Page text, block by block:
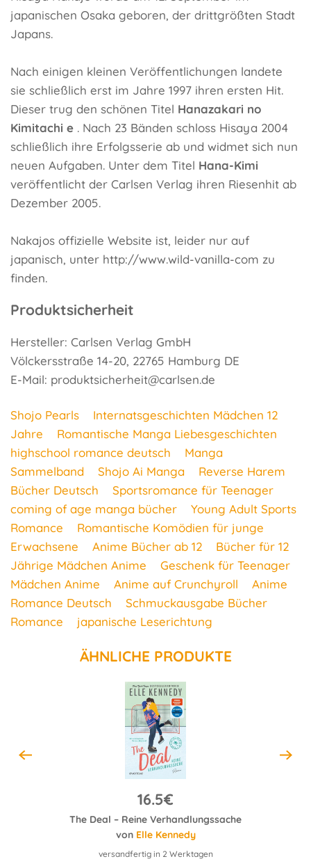
japanischen Osaka geboren, der drittgrößten Stadt
Japans.
Nach einigen kleinen Veröffentlichungen landete
sie schließlich erst im Jahre 1997 ihren ersten Hit.
Dieser trug den schönen Titel Hanazakari no
Kimitachi e . Nach 23 Bänden schloss Hisaya 2004
schließlich ihre Erfolgsserie ab und widmet sich nun
neuen Aufgaben. Unter dem Titel Hana-Kimi
veröffentlicht der Carlsen Verlag ihren Riesenhit ab
Dezember 2005.
Nakajos offizielle Website ist, leider nur auf
japanisch, unter http://www.wild-vanilla-com zu
finden.
Produktsicherheit
Hersteller: Carlsen Verlag GmbH
Völckersstraße 14-20, 22765 Hamburg DE
E-Mail: produktsicherheit@carlsen.de
Shojo Pearls
Internatsgeschichten Mädchen 12
Jahre
Romantische Manga Liebesgeschichten
highschool romance deutsch
Manga
Sammelband
Shojo Ai Manga
Reverse Harem
Bücher Deutsch
Sportsromance für Teenager
coming of age manga bücher
Young Adult Sports
Romance
Romantische Komödien für junge
Erwachsene
Anime Bücher ab 12
Bücher für 12
Jährige Mädchen Anime
Geschenk für Teenager
Mädchen Anime
Anime auf Crunchyroll
Anime
Romance Deutsch
Schmuckausgabe Bücher
Romance
japanische Leserichtung
ÄHNLICHE PRODUKTE
16.5€
The Deal – Reine Verhandlungssache
von Elle Kennedy
versandfertig in 2 Werktagen